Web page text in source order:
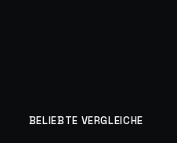
BELIEBTE VERGLEICHE